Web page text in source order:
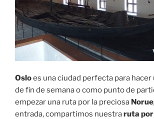
Osloes una ciudad perfecta para hacer
de fin de semana o como punto de
empezar una ruta por la preciosa
entrada, compartimos nuestraruta por